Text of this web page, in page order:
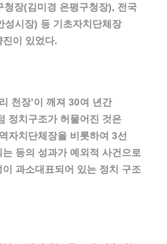
장(김미경 은평구청장), 전국
성시장) 등 기초자치단체장
이 있었다.
천장’이 깨져 30여 년간
정치구조가 허물어진 것은
자치단체장을 비롯하여 3선
등의 성과가 예외적 사건으로
과소대표되어 있는 정치 구조